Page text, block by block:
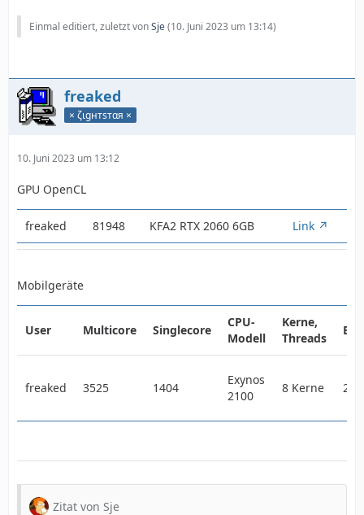
Einmal editiert, zuletzt vonSje(10. Juni 2023 um 13:14)
freaked
× ζιgнтѕтαя ×
10. Juni 2023 um 13:12
GPU OpenCL
freaked 81948 KFA2 RTX 2060 6GB Link
Mobilgeräte
User Multicore Singlecore
CPU-
Modell
Kerne,
Threads
freaked 3525 1404
Exynos
2100
8 Kerne
Zitat von Sje